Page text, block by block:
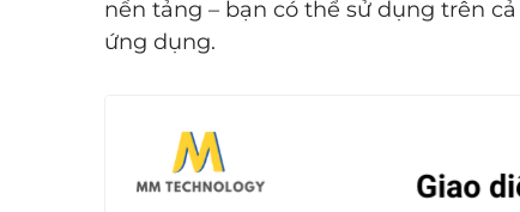
nền tảng – bạn có thể sử dụng trên
ứng dụng.